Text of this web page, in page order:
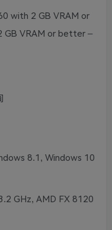
with 2 GB VRAM or
GB VRAM or better –
8.1, Windows 10
GHz, AMD FX 8120